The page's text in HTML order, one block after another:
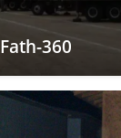
Fath-360